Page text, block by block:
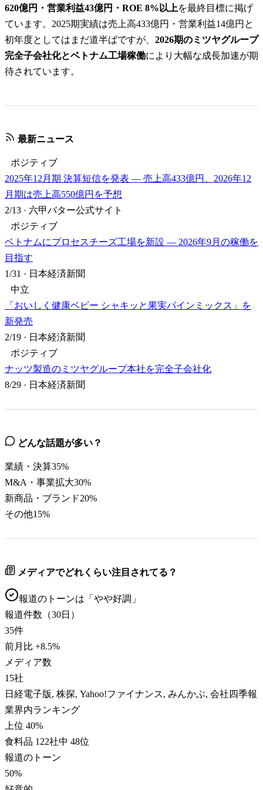
620億円・営業利益43億円・ROE 8%以上を最終目標に掲げ
ています。2025期実績は売上高433億円・営業利益14億円と
初年度としてはまだ道半ばですが、 2026期のミツヤグループ
完全子会社化とベトナム工場稼働により大幅な成長加速が期
待されています。
最新ニュース
ポジティブ
2025年12月期 決算短信を発表 — 売上高433億円、2026年12
月期は売上高550億円を予想
2/13 · 六甲バター公式サイト
ポジティブ
ベトナムにプロセスチーズ工場を新設 — 2026年9月の稼働を
目指す
1/31 · 日本経済新聞
中立
「おいしく健康ベビー シャキッと果実パインミックス」を
新発売
2/19 · 日本経済新聞
ポジティブ
ナッツ製造のミツヤグループ本社を完全子会社化
8/29 · 日本経済新聞
どんな話題が多い？
業績・決算35%
M&A・事業拡大30%
新商品・ブランド20%
その他15%
メディアでどれくらい注目されてる？
報道のトーンは「 やや好調 」
報道件数（30日）
35件
前月比 +8.5%
メディア数
15社
日経電子版, 株探, Yahoo!ファイナンス, みんかぶ, 会社四季報
業界内ランキング
上位 40%
食料品 122社中 48位
報道のトーン
50%